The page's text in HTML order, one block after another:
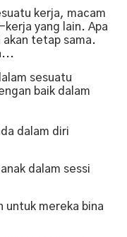
kerja, macam
kerja yang lain. Apa
akan tetap sama.
sesuatu
baik dalam
dalam diri
dalam sessi
untuk mereka bina